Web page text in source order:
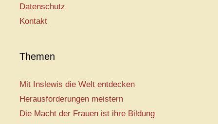
Datenschutz
Kontakt
Themen
Mit Inslewis die Welt entdecken
Herausforderungen meistern
Die Macht der Frauen ist ihre Bildung